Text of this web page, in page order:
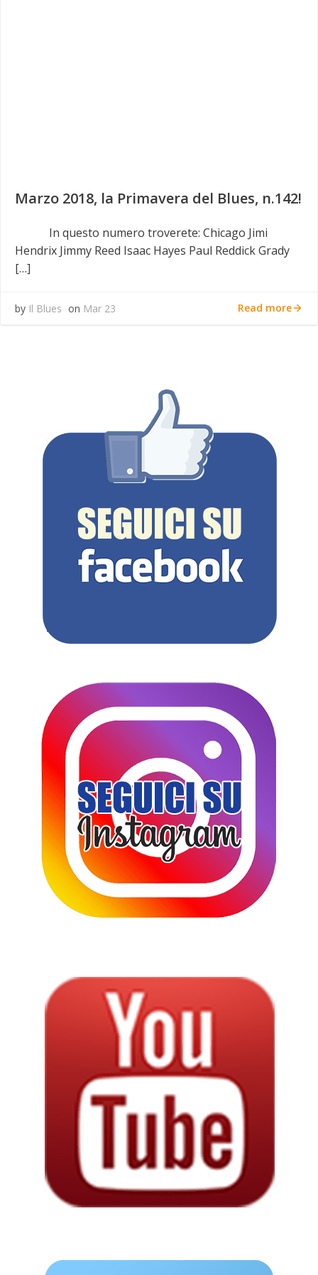
Marzo 2018, la Primavera del Blues, n.142!
In questo numero troverete: Chicago Jimi
Hendrix Jimmy Reed Isaac Hayes Paul Reddick Grady
[…]
by Il Blues on Mar 23 Read more